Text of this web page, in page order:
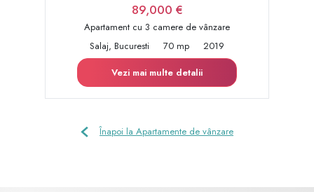
89,000 €
Apartament cu 3 camere de vânzare
Salaj, Bucuresti
70 mp
2019
Vezi mai multe detalii
Înapoi la Apartamente de vânzare